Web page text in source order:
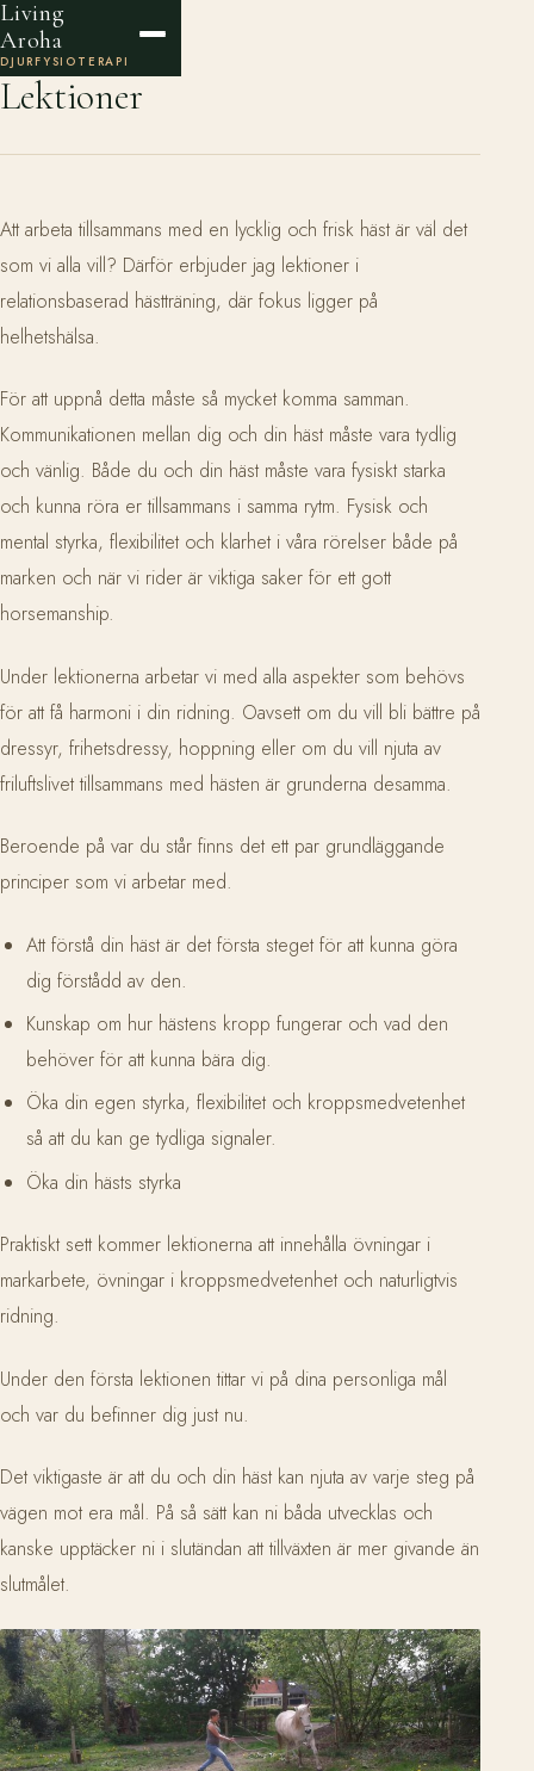
Living
Aroha
DJURFYSIOTERAPI
Lektioner
Att arbeta tillsammans med en lycklig och frisk häst är väl det
som vi alla vill? Därför erbjuder jag lektioner i
relationsbaserad hästträning, där fokus ligger på
helhetshälsa.
För att uppnå detta måste så mycket komma samman.
Kommunikationen mellan dig och din häst måste vara tydlig
och vänlig. Både du och din häst måste vara fysiskt starka
och kunna röra er tillsammans i samma rytm. Fysisk och
mental styrka, flexibilitet och klarhet i våra rörelser både på
marken och när vi rider är viktiga saker för ett gott
horsemanship.
Under lektionerna arbetar vi med alla aspekter som behövs
för att få harmoni i din ridning. Oavsett om du vill bli bättre på
dressyr, frihetsdressy, hoppning eller om du vill njuta av
friluftslivet tillsammans med hästen är grunderna desamma.
Beroende på var du står finns det ett par grundläggande
principer som vi arbetar med.
Att förstå din häst är det första steget för att kunna göra
dig förstådd av den.
Kunskap om hur hästens kropp fungerar och vad den
behöver för att kunna bära dig.
Öka din egen styrka, flexibilitet och kroppsmedvetenhet
så att du kan ge tydliga signaler.
Öka din hästs styrka
Praktiskt sett kommer lektionerna att innehålla övningar i
markarbete, övningar i kroppsmedvetenhet och naturligtvis
ridning.
Under den första lektionen tittar vi på dina personliga mål
och var du befinner dig just nu.
Det viktigaste är att du och din häst kan njuta av varje steg på
vägen mot era mål. På så sätt kan ni båda utvecklas och
kanske upptäcker ni i slutändan att tillväxten är mer givande än
slutmålet.